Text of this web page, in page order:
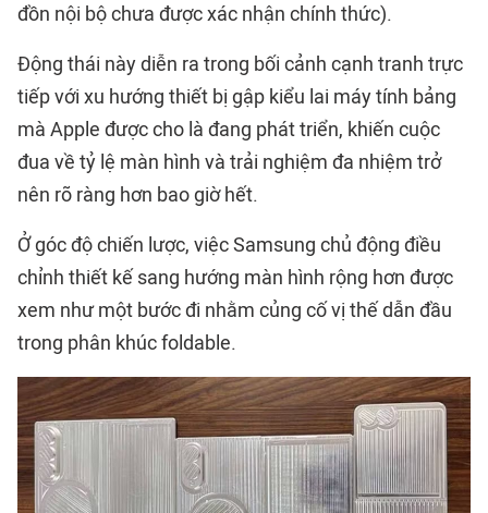
đồn nội bộ chưa được xác nhận chính thức).
Động thái này diễn ra trong bối cảnh cạnh tranh trực
tiếp với xu hướng thiết bị gập kiểu lai máy tính bảng
mà Apple được cho là đang phát triển, khiến cuộc
đua về tỷ lệ màn hình và trải nghiệm đa nhiệm trở
nên rõ ràng hơn bao giờ hết.
Ở góc độ chiến lược, việc Samsung chủ động điều
chỉnh thiết kế sang hướng màn hình rộng hơn được
xem như một bước đi nhằm củng cố vị thế dẫn đầu
trong phân khúc foldable.